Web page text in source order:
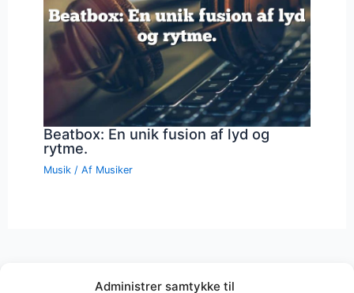
Administrer samtykke til
Beatbox: En unik fusion af lyd og
rytme.
Musik / Af Musiker